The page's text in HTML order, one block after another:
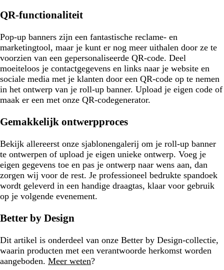
QR-functionaliteit
Pop-up banners zijn een fantastische reclame- en
marketingtool, maar je kunt er nog meer uithalen door ze te
voorzien van een gepersonaliseerde QR-code. Deel
moeiteloos je contactgegevens en links naar je website en
sociale media met je klanten door een QR-code op te nemen
in het ontwerp van je roll-up banner. Upload je eigen code of
maak er een met onze QR-codegenerator.
Gemakkelijk ontwerpproces
Bekijk allereerst onze sjablonengalerij om je roll-up banner
te ontwerpen of upload je eigen unieke ontwerp. Voeg je
eigen gegevens toe en pas je ontwerp naar wens aan, dan
zorgen wij voor de rest. Je professioneel bedrukte spandoek
wordt geleverd in een handige draagtas, klaar voor gebruik
op je volgende evenement.
Better by Design
Dit artikel is onderdeel van onze Better by Design-collectie,
waarin producten met een verantwoorde herkomst worden
aangeboden. Meer weten?